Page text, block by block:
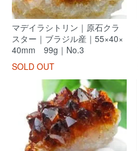
マデイラシトリン｜原石クラ
スター｜ブラジル産｜55×40×
40mm 99g｜No.3
SOLD OUT